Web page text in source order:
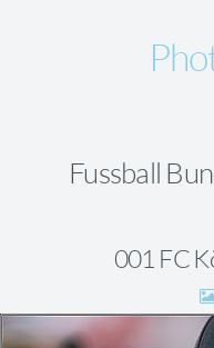
Fussball
001 FC